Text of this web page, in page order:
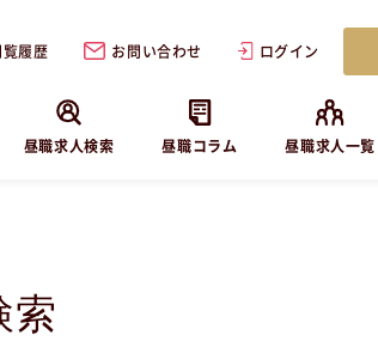
覧履歴 お問い合わせ ログイン
昼職求人検索 昼職コラム 昼職求人一覧
索